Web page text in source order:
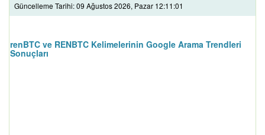
Güncelleme Tarihi: 09 Ağustos 2026, Pazar 12:11:01
renBTC ve RENBTC Kelimelerinin Google Arama Trendleri
Sonuçları